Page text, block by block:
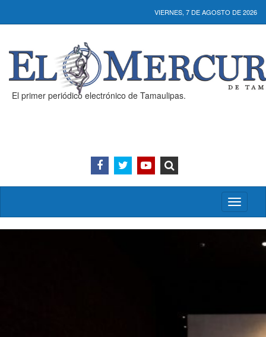
VIERNES, 7 DE AGOSTO DE 2026
El primer periódico electrónico de Tamaulipas.
Activar/
menú